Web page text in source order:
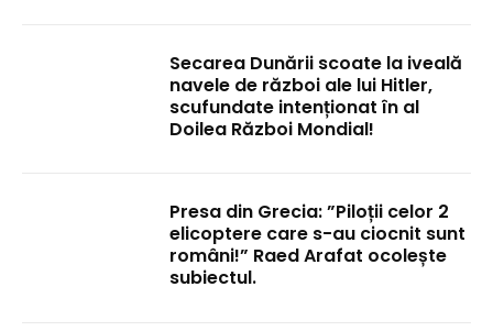
Secarea Dunării scoate la iveală
navele de război ale lui Hitler,
scufundate intenționat în al
Doilea Război Mondial!
Presa din Grecia: ”Piloții celor 2
elicoptere care s-au ciocnit sunt
români!” Raed Arafat ocolește
subiectul.